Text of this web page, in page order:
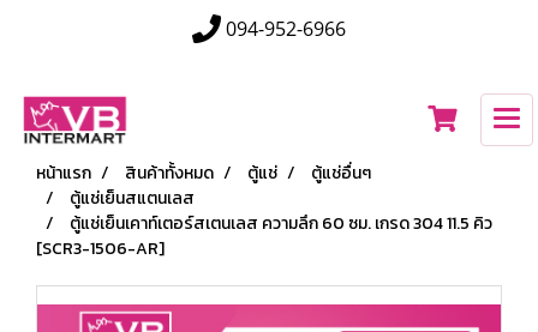
094-952-6966
หน้าแรก สินค้าทั้งหมด ตู้แช่
ตู้แช่อื่นๆ
ตู้แช่เย็นสแตนเลส
ตู้แช่เย็นเคาท์เตอร์สเตนเลส ความลึก 60 ซม. เกรด 304 11.5 คิว
[SCR3-1506-AR]